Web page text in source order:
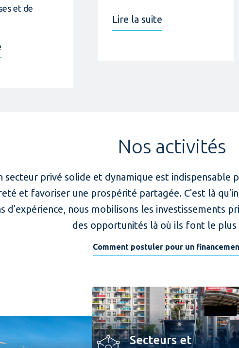
et de
Lire la suite
Nos activités
secteur privé solide et dynamique est
et favoriser une prospérité partagée. C'est là
d'expérience, nous mobilisons les investissements
des opportunités là où ils font le
Comment postuler pour un
Secteurs et